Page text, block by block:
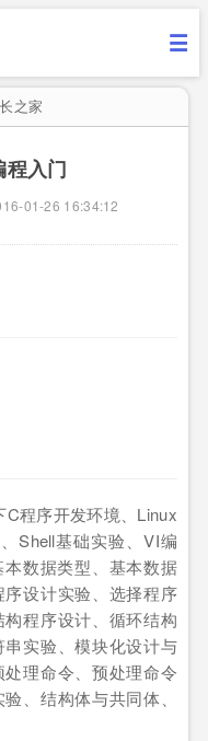
之家
入门
01-26 16:34:12
程序开发环境、Linux
Shell基础实验、VI编
数据类型、基本数据
设计实验、选择程序
程序设计、循环结构
实验、模块化设计与
理命令、预处理命令
、结构体与共同体、